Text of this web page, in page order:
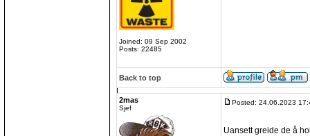
Joined: 09 Sep 2002
Posts: 22485
Back to top
2mas
Sjef
Posted: 24.06.2023
Uansett greide de å